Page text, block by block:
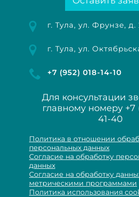
г. Тула, ул. Фрунзе, д.
г. Тула, ул.
+7 (952) 018-14-10
Для консультации
главному номеру +7
41-40
Политика в отношении
персональных данных
Согласие на обработку
данных
Согласие на обработку
метрическими программами
Политика использования